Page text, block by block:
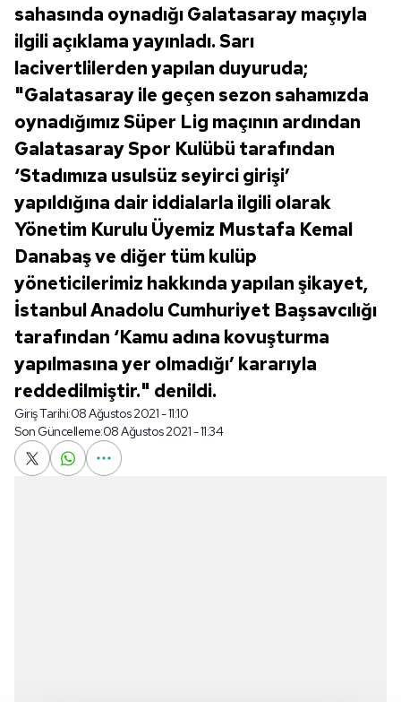
sahasında oynadığı Galatasaray maçıyla
ilgili açıklama yayınladı. Sarı
lacivertlilerden yapılan duyuruda;
"Galatasaray ile geçen sezon sahamızda
oynadığımız Süper Lig maçının ardından
Galatasaray Spor Kulübü tarafından
‘Stadımıza usulsüz seyirci girişi’
yapıldığına dair iddialarla ilgili olarak
Yönetim Kurulu Üyemiz Mustafa Kemal
Danabaş ve diğer tüm kulüp
yöneticilerimiz hakkında yapılan şikayet,
İstanbul Anadolu Cumhuriyet Başsavcılığı
tarafından ‘Kamu adına kovuşturma
yapılmasına yer olmadığı’ kararıyla
reddedilmiştir." denildi.
Giriş Tarihi:08 Ağustos 2021 - 11:10
Son Güncelleme:08 Ağustos 2021 - 11:34